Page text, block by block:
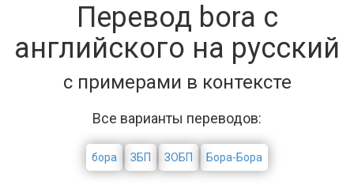
Перевод bora с
английского на русский
с примерами в контексте
Все варианты переводов:
бора ЗБП ЗОБП Бора-Бора